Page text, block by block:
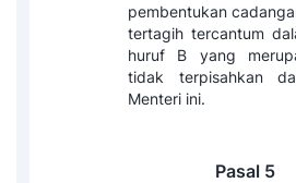
pembentukan
tertagih tercantum
huruf B yang
tidak terpisahkan
Menteri ini.
Pasal 5